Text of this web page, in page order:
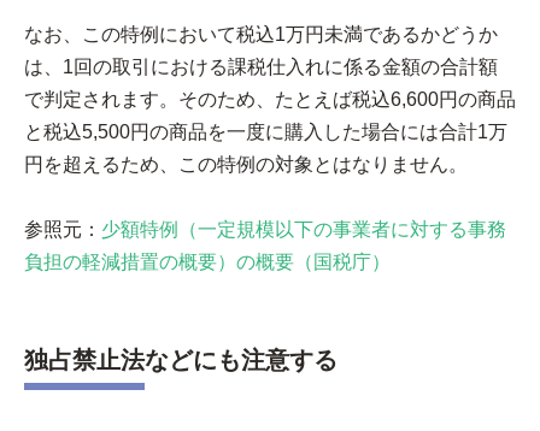
なお、この特例において税込1万円未満であるかどうか
は、1回の取引における課税仕入れに係る金額の合計額
で判定されます。そのため、たとえば税込6,600円の商品
と税込5,500円の商品を一度に購入した場合には合計1万
円を超えるため、この特例の対象とはなりません。
参照元： 少額特例（一定規模以下の事業者に対する事務
負担の軽減措置の概要）の概要（国税庁）
独占禁止法などにも注意する